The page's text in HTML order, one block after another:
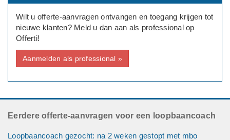
Wilt u offerte-aanvragen ontvangen en toegang krijgen tot
nieuwe klanten? Meld u dan aan als professional op
Offerti!
Aanmelden als professional »
Eerdere offerte-aanvragen voor een loopbaancoach
Loopbaancoach gezocht: na 2 weken gestopt met mbo